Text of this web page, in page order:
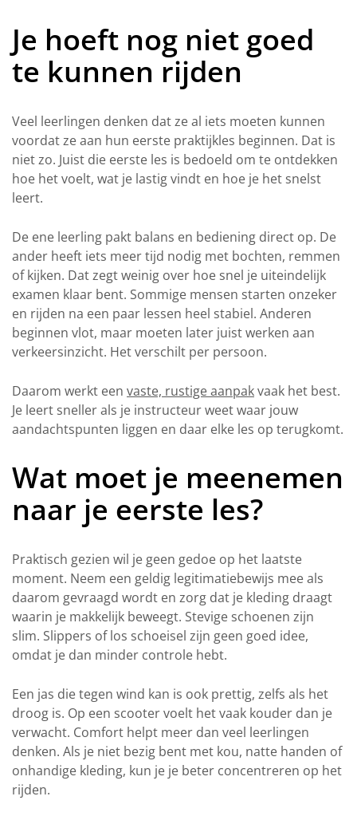
Je hoeft nog niet goed
te kunnen rijden
Veel leerlingen denken dat ze al iets moeten kunnen
voordat ze aan hun eerste praktijkles beginnen. Dat is
niet zo. Juist die eerste les is bedoeld om te ontdekken
hoe het voelt, wat je lastig vindt en hoe je het snelst
leert.
De ene leerling pakt balans en bediening direct op. De
ander heeft iets meer tijd nodig met bochten, remmen
of kijken. Dat zegt weinig over hoe snel je uiteindelijk
examen klaar bent. Sommige mensen starten onzeker
en rijden na een paar lessen heel stabiel. Anderen
beginnen vlot, maar moeten later juist werken aan
verkeersinzicht. Het verschilt per persoon.
Daarom werkt een vaste, rustige aanpakvaak het best.
Je leert sneller als je instructeur weet waar jouw
aandachtspunten liggen en daar elke les op terugkomt.
Wat moet je meenemen
naar je eerste les?
Praktisch gezien wil je geen gedoe op het laatste
moment. Neem een geldig legitimatiebewijs mee als
daarom gevraagd wordt en zorg dat je kleding draagt
waarin je makkelijk beweegt. Stevige schoenen zijn
slim. Slippers of los schoeisel zijn geen goed idee,
omdat je dan minder controle hebt.
Een jas die tegen wind kan is ook prettig, zelfs als het
droog is. Op een scooter voelt het vaak kouder dan je
verwacht. Comfort helpt meer dan veel leerlingen
denken. Als je niet bezig bent met kou, natte handen of
onhandige kleding, kun je je beter concentreren op het
rijden.